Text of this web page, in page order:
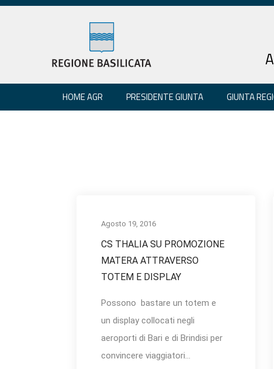
HOME AGR PRESIDENTE GIUNTA GIUNTA
Agosto 19, 2016
CS THALIA SU PROMOZIONE
MATERA ATTRAVERSO
TOTEM E DISPLAY
Possono bastare un totem e
un display collocati negli
aeroporti di Bari e di Brindisi per
convincere viaggiatori...